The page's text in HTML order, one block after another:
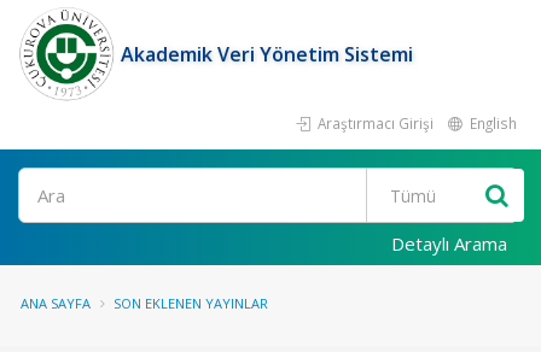
Akademik Veri Yönetim Sistemi
Araştırmacı Girişi English
Ara
Detaylı Arama
ANA SAYFA SON EKLENEN YAYINLAR